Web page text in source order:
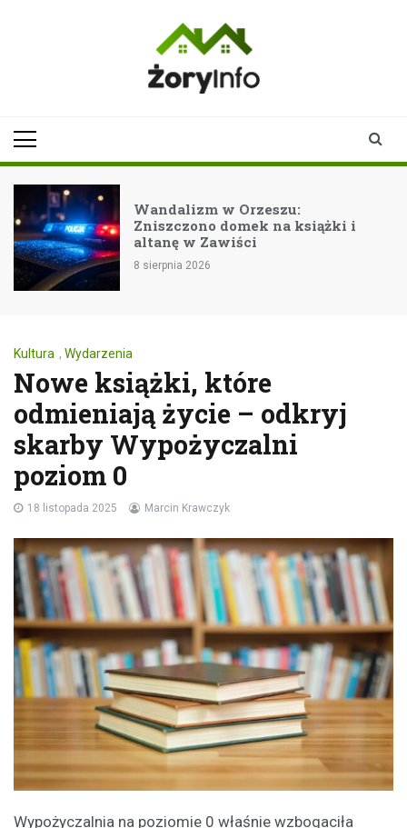
Wandalizm w Orzeszu:
Zniszczono domek na książki i
altanę w Zawiści
8 sierpnia 2026
Kultura , Wydarzenia
Nowe książki, które
odmieniają życie – odkryj
skarby Wypożyczalni
poziom 0
18 listopada 2025 Marcin Krawczyk
Wypożyczalnia na poziomie 0 właśnie wzbogaciła